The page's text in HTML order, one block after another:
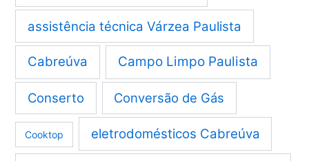
assistência técnica Várzea Paulista
Cabreúva Campo Limpo Paulista
Conserto Conversão de Gás
Cooktop eletrodomésticos Cabreúva